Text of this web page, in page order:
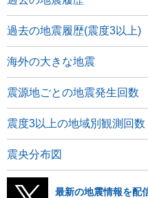
過去の地震履歴(震度3以上)
海外の大きな地震
震源地ごとの地震発生回数
震度3以上の地域別観測回数
震央分布図
最新の地震情報を配